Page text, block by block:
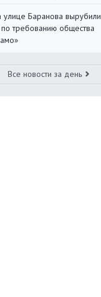
улице Баранова вырубили
требованию общества
Все новости за день